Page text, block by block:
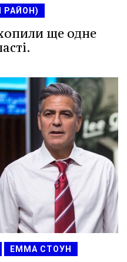
РАЙОН)
ще одне
ЕММА СТОУН